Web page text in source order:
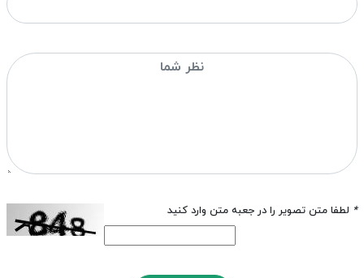
* لطفا متن تصویر را در جعبه متن وارد کنید